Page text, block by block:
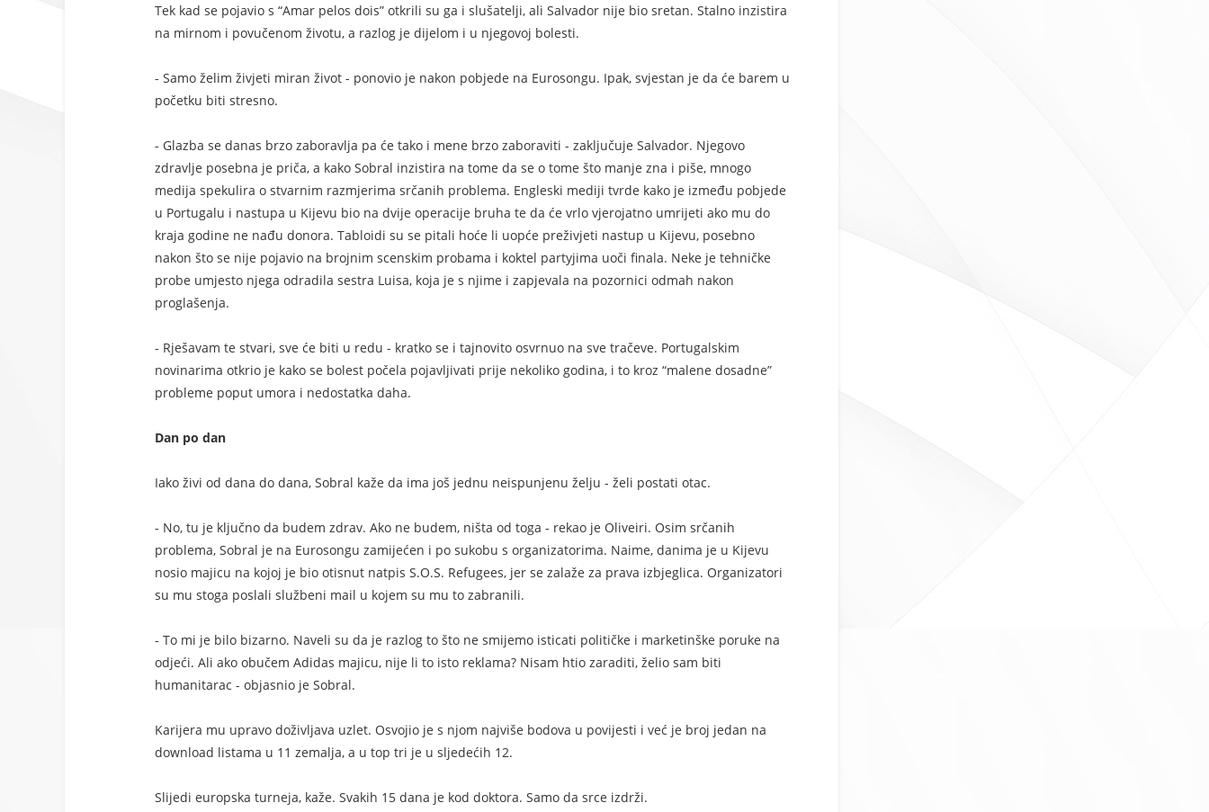
Tek kad se pojavio s “Amar pelos dois” otkrili su ga i slušatelji, ali Salvador nije bio sretan. Stalno inzistira
na mirnom i povučenom životu, a razlog je dijelom i u njegovoj bolesti.
- Samo želim živjeti miran život - ponovio je nakon pobjede na Eurosongu. Ipak, svjestan je da će barem u
početku biti stresno.
- Glazba se danas brzo zaboravlja pa će tako i mene brzo zaboraviti - zaključuje Salvador. Njegovo
zdravlje posebna je priča, a kako Sobral inzistira na tome da se o tome što manje zna i piše, mnogo
medija spekulira o stvarnim razmjerima srčanih problema. Engleski mediji tvrde kako je između pobjede
u Portugalu i nastupa u Kijevu bio na dvije operacije bruha te da će vrlo vjerojatno umrijeti ako mu do
kraja godine ne nađu donora. Tabloidi su se pitali hoće li uopće preživjeti nastup u Kijevu, posebno
nakon što se nije pojavio na brojnim scenskim probama i koktel partyjima uoči finala. Neke je tehničke
probe umjesto njega odradila sestra Luisa, koja je s njime i zapjevala na pozornici odmah nakon
proglašenja.
- Rješavam te stvari, sve će biti u redu - kratko se i tajnovito osvrnuo na sve tračeve. Portugalskim
novinarima otkrio je kako se bolest počela pojavljivati prije nekoliko godina, i to kroz “malene dosadne”
probleme poput umora i nedostatka daha.
Dan po dan
Iako živi od dana do dana, Sobral kaže da ima još jednu neispunjenu želju - želi postati otac.
- No, tu je ključno da budem zdrav. Ako ne budem, ništa od toga - rekao je Oliveiri. Osim srčanih
problema, Sobral je na Eurosongu zamijećen i po sukobu s organizatorima. Naime, danima je u Kijevu
nosio majicu na kojoj je bio otisnut natpis S.O.S. Refugees, jer se zalaže za prava izbjeglica. Organizatori
su mu stoga poslali službeni mail u kojem su mu to zabranili.
- To mi je bilo bizarno. Naveli su da je razlog to što ne smijemo isticati političke i marketinške poruke na
odjeći. Ali ako obučem Adidas majicu, nije li to isto reklama? Nisam htio zaraditi, želio sam biti
humanitarac - objasnio je Sobral.
Karijera mu upravo doživljava uzlet. Osvojio je s njom najviše bodova u povijesti i već je broj jedan na
download listama u 11 zemalja, a u top tri je u sljedećih 12.
Slijedi europska turneja, kaže. Svakih 15 dana je kod doktora. Samo da srce izdrži.